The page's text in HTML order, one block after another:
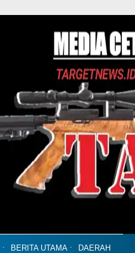
BERITA UTAMA
DAERAH